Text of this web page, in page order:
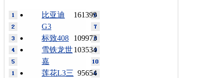
161399
比亚迪
G3
109973
标致408
103534
雪铁龙世
嘉
95654
莲花L3三